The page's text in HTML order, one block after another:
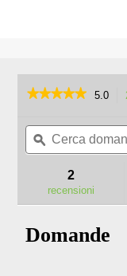
★★★★★
★★★★★
5
recensioni
51
5.0
Cerca
domande
e
ϙ
2
recensioni
Domande